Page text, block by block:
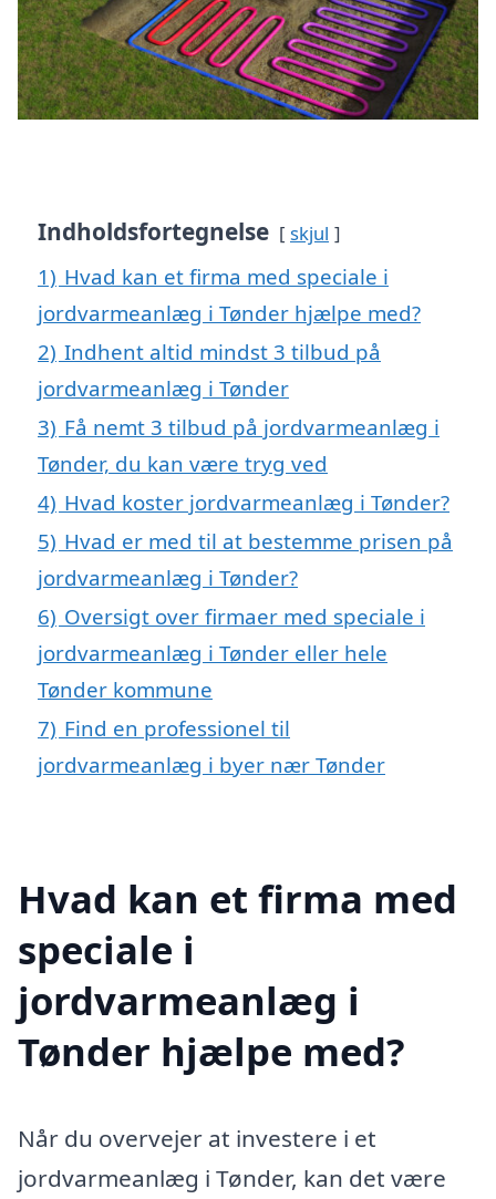
Indholdsfortegnelse skjul
1) Hvad kan et firma med speciale i
jordvarmeanlæg i Tønder hjælpe med?
2) Indhent altid mindst 3 tilbud på
jordvarmeanlæg i Tønder
3) Få nemt 3 tilbud på jordvarmeanlæg i
Tønder, du kan være tryg ved
4) Hvad koster jordvarmeanlæg i Tønder?
5) Hvad er med til at bestemme prisen på
jordvarmeanlæg i Tønder?
6) Oversigt over firmaer med speciale i
jordvarmeanlæg i Tønder eller hele
Tønder kommune
7) Find en professionel til
jordvarmeanlæg i byer nær Tønder
Hvad kan et firma med
speciale i
jordvarmeanlæg i
Tønder hjælpe med?
Når du overvejer at investere i et
jordvarmeanlæg i Tønder, kan det være